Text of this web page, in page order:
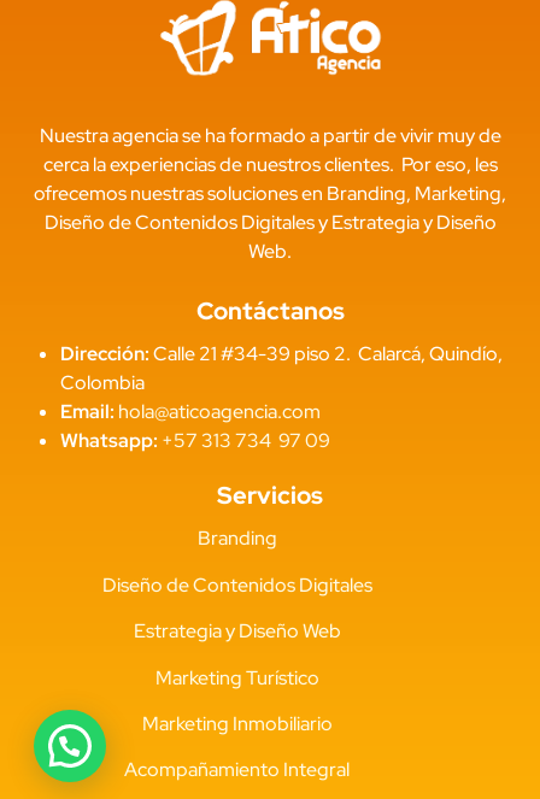
Nuestra agencia se ha formado a partir de vivir muy de
cerca la experiencias de nuestros clientes. Por eso, les
ofrecemos nuestras soluciones en Branding, Marketing,
Diseño de Contenidos Digitales y Estrategia y Diseño
Web.
Contáctanos
Dirección:Calle 21 #34-39 piso 2. Calarcá, Quindío,
Colombia
Email: hola@aticoagencia.com
Whatsapp: +57 313 734 97 09
Servicios
Branding
Diseño de Contenidos Digitales
Estrategia y Diseño Web
Marketing Turístico
Marketing Inmobiliario
Acompañamiento Integral